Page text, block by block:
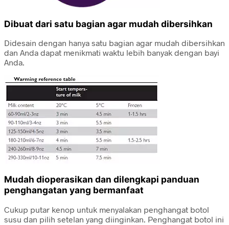
Dibuat dari satu bagian agar mudah dibersihkan
Didesain dengan hanya satu bagian agar mudah dibersihkan
dan Anda dapat menikmati waktu lebih banyak dengan bayi
Anda.
Mudah dioperasikan dan dilengkapi panduan
penghangatan yang bermanfaat
Cukup putar kenop untuk menyalakan penghangat botol
susu dan pilih setelan yang diinginkan. Penghangat botol ini